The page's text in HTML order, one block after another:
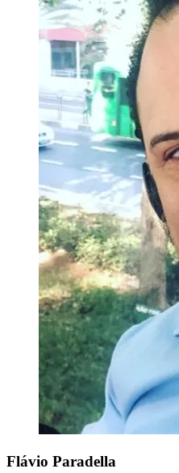
Flávio Paradella